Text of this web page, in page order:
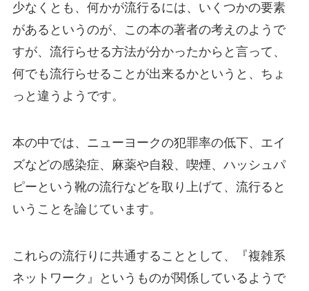
少なくとも、何かが流行るには、いくつかの要素
があるというのが、この本の著者の考えのようで
すが、流行らせる方法が分かったからと言って、
何でも流行らせることが出来るかというと、ちょ
っと違うようです。
本の中では、ニューヨークの犯罪率の低下、エイ
ズなどの感染症、麻薬や自殺、喫煙、ハッシュパ
ピーという靴の流行などを取り上げて、流行ると
いうことを論じています。
これらの流行りに共通することとして、『複雑系
ネットワーク』というものが関係しているようで